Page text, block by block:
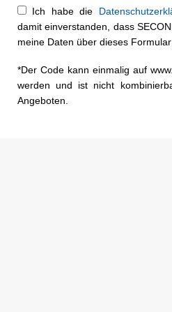
Ich habe die
damit einverstanden, dass
meine Daten über dieses Formular
*Der Code kann einmalig auf
werden und ist nicht
Angeboten.